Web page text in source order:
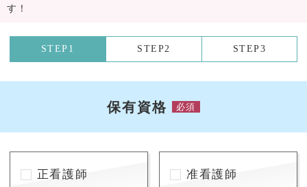
す！
STEP1 STEP2 STEP3
保有資格 必須
正看護師 准看護師